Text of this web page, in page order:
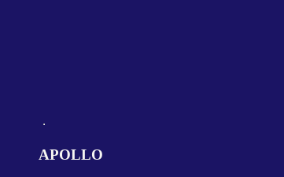
APOLLO